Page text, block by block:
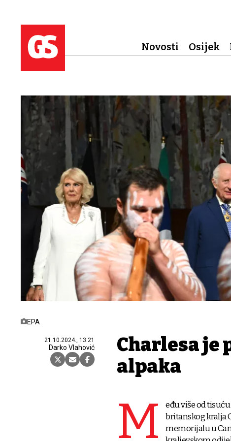
Novosti Osijek
EPA
21.10.2024., 13:21
Darko Vlahović
Charlesa je
alpaka
M
eđu više od
britanskog kralja
memorijalu u